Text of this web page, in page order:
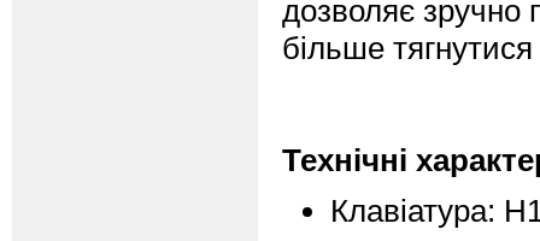
дозволяє зручно
більше
Технічні
Клавіатура: